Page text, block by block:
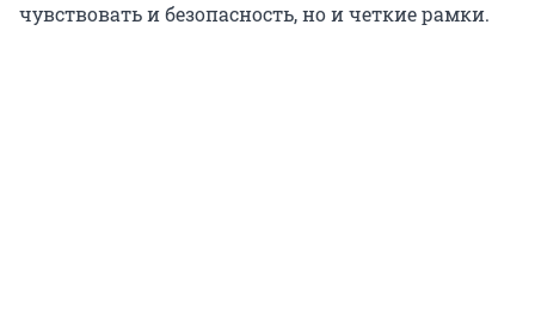
чувствовать и безопасность, но и четкие рамки.